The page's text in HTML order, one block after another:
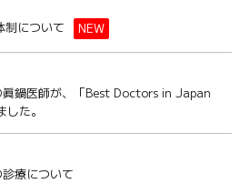
制について NEW
眞鍋医師が、「Best Doctors in Japan
た。
療について